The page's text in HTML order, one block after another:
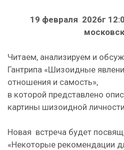
19 февраля 2026г
Читаем, анализируем и
Гантрипа «Шизоидные
отношения и самость»,
в которой представлено
картины шизоидной
Новая встреча будет
«Некоторые рекомендации